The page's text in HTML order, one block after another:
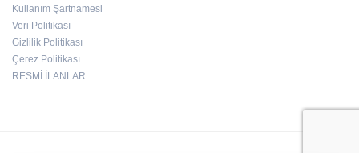
Kullanım Şartnamesi
Veri Politikası
Gizlilik Politikası
Çerez Politikası
RESMİ İLANLAR